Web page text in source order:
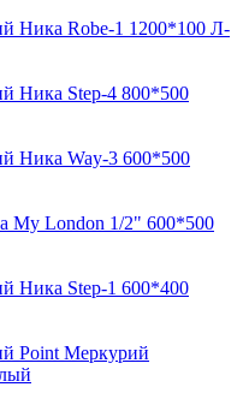
Ника Robe-1 1200*100 Л-
Ника Step-4 800*500
Ника Way-3 600*500
My London 1/2" 600*500
Ника Step-1 600*400
Point Меркурий